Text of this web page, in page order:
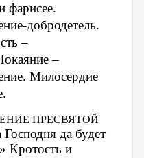
фарисее.
добродетель.
–
–
Милосердие
ПРЕСВЯТОЙ
да будет
Кротость и